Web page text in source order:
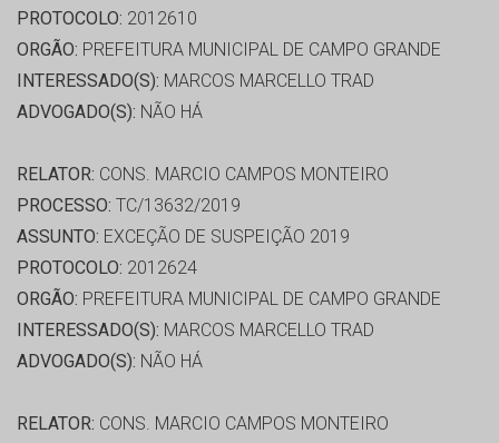
PROTOCOLO: 2012610
ORGÃO: PREFEITURA MUNICIPAL DE CAMPO GRANDE
INTERESSADO(S): MARCOS MARCELLO TRAD
ADVOGADO(S): NÃO HÁ
RELATOR: CONS. MARCIO CAMPOS MONTEIRO
PROCESSO: TC/13632/2019
ASSUNTO: EXCEÇÃO DE SUSPEIÇÃO 2019
PROTOCOLO: 2012624
ORGÃO: PREFEITURA MUNICIPAL DE CAMPO GRANDE
INTERESSADO(S): MARCOS MARCELLO TRAD
ADVOGADO(S): NÃO HÁ
RELATOR: CONS. MARCIO CAMPOS MONTEIRO